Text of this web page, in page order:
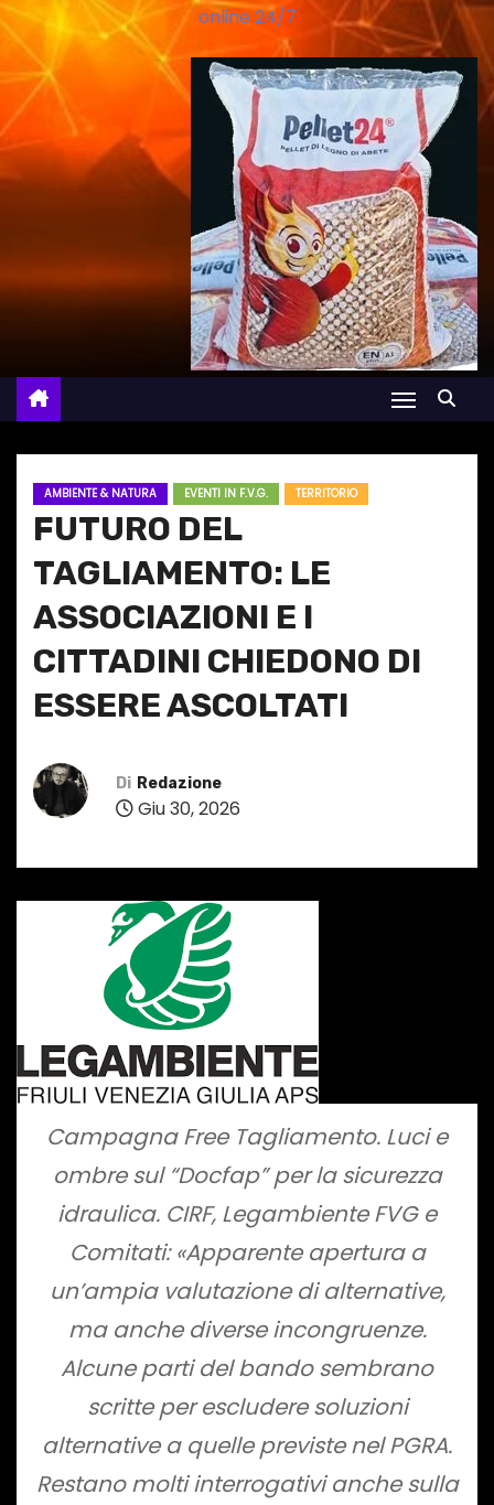
online 24/7
AMBIENTE & NATURA EVENTI IN F.V.G. TERRITORIO
FUTURO DEL
TAGLIAMENTO: LE
ASSOCIAZIONI E I
CITTADINI CHIEDONO DI
ESSERE ASCOLTATI
Di Redazione
Giu 30, 2026
Campagna Free Tagliamento. Luci e
ombre sul “Docfap” per la sicurezza
idraulica. CIRF, Legambiente FVG e
Comitati: «Apparente apertura a
un’ampia valutazione di alternative,
ma anche diverse incongruenze.
Alcune parti del bando sembrano
scritte per escludere soluzioni
alternative a quelle previste nel PGRA.
Restano molti interrogativi anche sulla